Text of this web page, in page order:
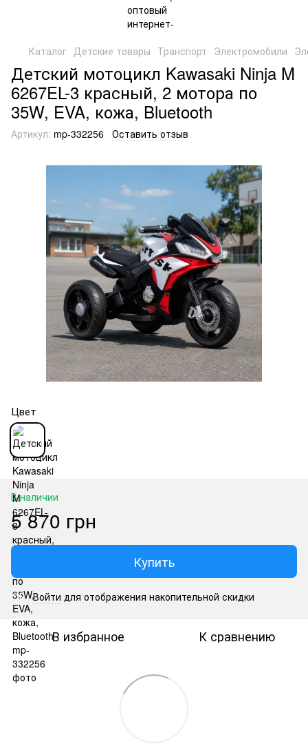
Каталог Детские товары Транспорт Электромобили
Детский мотоцикл Kawasaki Ninja M
6267EL-3 красный, 2 мотора по
35W, EVA, кожа, Bluetooth
Артикул: mp-332256 Оставить отзыв
Цвет
В наличии
5 870 грн
Купить
% Войти для отображения накопительной скидки
В избранное К сравнению